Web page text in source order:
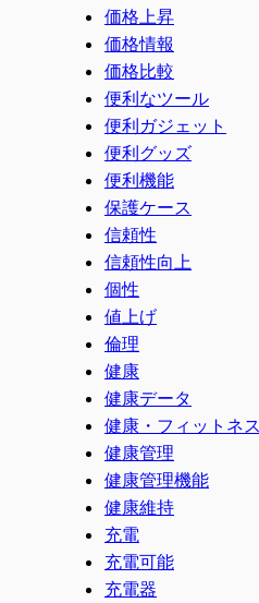
価格上昇
価格情報
価格比較
便利なツール
便利ガジェット
便利グッズ
便利機能
保護ケース
信頼性
信頼性向上
個性
値上げ
倫理
健康
健康データ
健康・フィットネス
健康管理
健康管理機能
健康維持
充電
充電可能
充電器